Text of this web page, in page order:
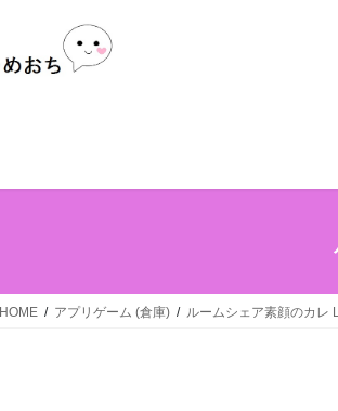
HOME アプリゲーム (倉庫) ルームシェア素顔のカレ